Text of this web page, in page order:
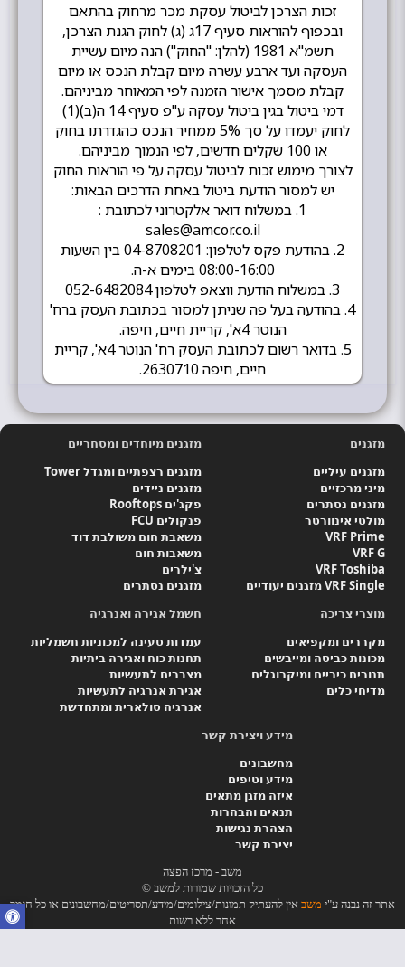
זכות הצרכן לביטול עסקת מכר מרחוק בהתאם
ובכפוף להוראות סעיף 17ג (ג) לחוק הגנת הצרכן,
תשמ"א 1981 (להלן: "החוק") הנה מיום עשיית
העסקה ועד ארבע עשרה מיום קבלת הנכס או מיום
קבלת מסמך אישור הזמנה לפי המאוחר מביניהם.
דמי ביטול בגין ביטול עסקה ע"פ סעיף 14 ה(ב)(1)
לחוק יעמדו על סך 5% ממחיר הנכס כהגדרתו בחוק
או 100 שקלים חדשים, לפי הנמוך מביניהם.
לצורך מימוש זכות לביטול עסקה על פי הוראות החוק
יש למסור הודעת ביטול באחת הדרכים הבאות:
1. במשלוח דואר אלקטרוני לכתובת :
sales@amcor.co.il
2. בהודעת פקס לטלפון: 04-8708201 בין השעות
08:00-16:00 בימים א-ה.
3. במשלוח הודעת ווצאפ לטלפון 052-6482084
4. בהודעה בעל פה שניתן למסור בכתובת העסק ברח'
הנוטר 4א', קריית חיים, חיפה.
5. בדואר רשום לכתובת העסק רח' הנוטר 4א', קריית
חיים, חיפה 2630710.
מזגנים
מזגנים עיליים
מיני מרכזיים
מזגנים נסתרים
מולטי אינוורטר
VRF Prime
VRF G
VRF Toshiba
VRF Single מזגנים יעודיים
מזגנים מיוחדים ומסחריים
מזגנים רצפתיים ומגדל Tower
מזגנים ניידים
פקג'ים Rooftops
פנקולים FCU
משאבת חום משולבת דוד
משאבות חום
צ'ילרים
מזגנים נסתרים
מוצרי צריכה
מקררים ומקפיאים
מכונות כביסה ומייבשים
תנורים כיריים ומיקרוגלים
מדיחי כלים
חשמל אגירה ואנרגיה
עמדות טעינה למכוניות חשמליות
תחנות כוח ואגירה ביתיות
מצברים לתעשיות
אגירת אנרגיה לתעשיות
אנרגיה סולארית ומתחדשת
מידע ויצירת קשר
מחשבונים
מידע וטיפים
איזה מזגן מתאים
תנאים והבהרות
הצהרת נגישות
יצירת קשר
משב - מרכז הפצה
כל הזכויות שמורות למשב ©
אתר זה נבנה ע"י משב אין להעתיק תמונות/צילומים/מידע/תסריטים/מחשבונים או כל חומר
אחר ללא רשות